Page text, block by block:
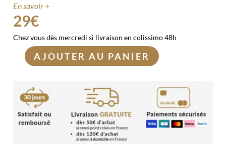
En savoir +
29€
Chez vous dès mercredi si livraison en colissimo 48h
quantité
Bracelet
Pierre
de
Lune
AJOUTER AU PANIER